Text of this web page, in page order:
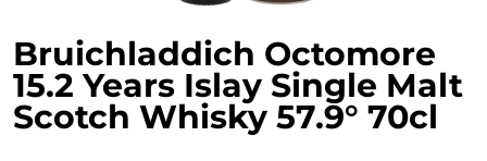
Bruichladdich Octomore
15.2 Years Islay Single Malt
Scotch Whisky 57.9° 70cl